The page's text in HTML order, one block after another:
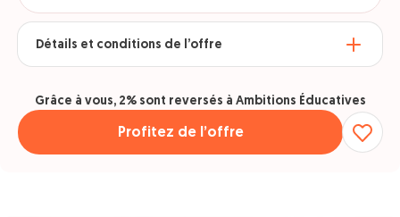
Détails et conditions de l’offre
Profitez de l’offre
Grâce à vous, 2% sont reversés à Ambitions Éducatives